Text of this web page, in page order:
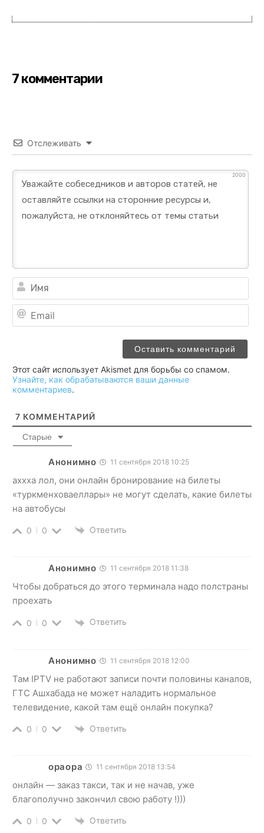
7 комментарии
Отслеживать
2000
Этот сайт использует Akismet для борьбы со спамом.
Узнайте, как обрабатываются ваши данные
комментариев.
7 КОММЕНТАРИЙ
Старые
Анонимно 11 сентября 2018 10:25
аххха лол, они онлайн бронирование на билеты
«туркменховаеллары» не могут сделать, какие билеты
на автобусы
0 0 Ответить
Анонимно 11 сентября 2018 11:38
Чтобы добраться до этого терминала надо полстраны
проехать
0 0 Ответить
Анонимно 11 сентября 2018 12:00
Там IPTV не работают записи почти половины каналов,
ГТС Ашхабада не может наладить нормальное
телевидение, какой там ещё онлайн покупка?
0 0 Ответить
opaopa 11 сентября 2018 13:54
онлайн — заказ такси, так и не начав, уже
благополучно закончил свою работу !)))
0 0 Ответить